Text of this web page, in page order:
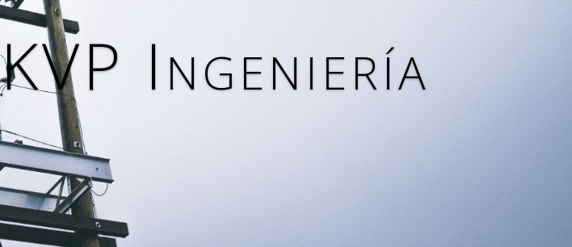
KVP Ingeniería